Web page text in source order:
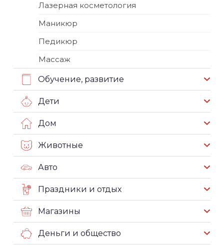
Лазерная косметология
Маникюр
Педикюр
Массаж
Обучение, развитие
Дети
Дом
Животные
Авто
Праздники и отдых
Магазины
Деньги и общество